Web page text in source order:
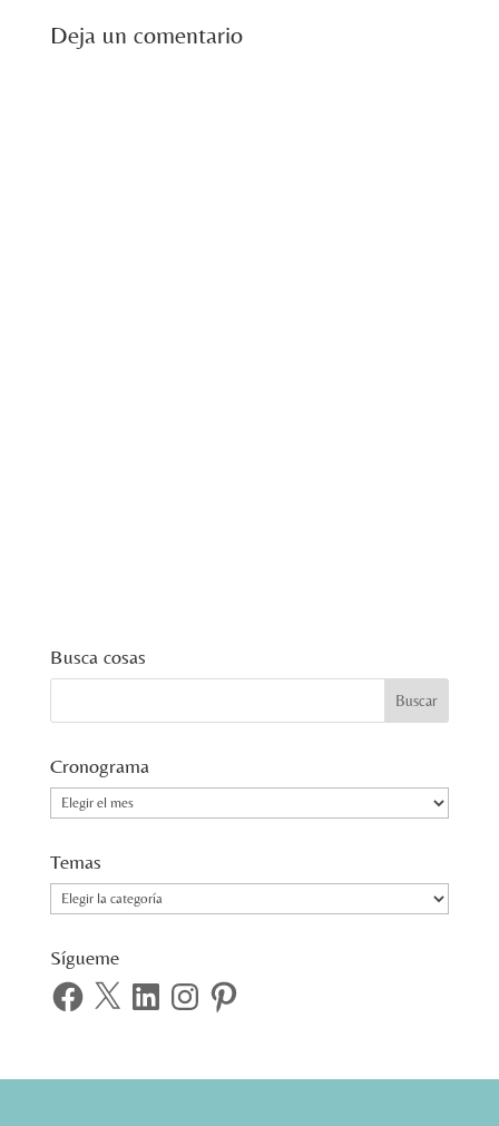
Deja un comentario
Busca cosas
Cronograma
Cronograma
Temas
Temas
Sígueme
Facebook
X LinkedInInstagramPinterest